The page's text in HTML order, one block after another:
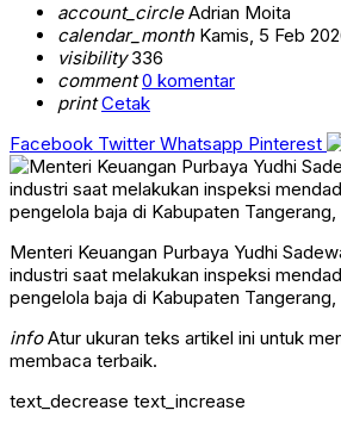
account_circleAdrian Moita
calendar_monthKamis, 5 Feb
visibility336
comment 0 komentar
print Cetak
Facebook Twitter Whatsapp Pinterest
Menteri Keuangan Purbaya Yudhi
industri saat melakukan inspeksi
pengelola baja di Kabupaten Tangerang,
infoAtur ukuran teks artikel ini untuk
membaca terbaik.
text_decrease text_increase